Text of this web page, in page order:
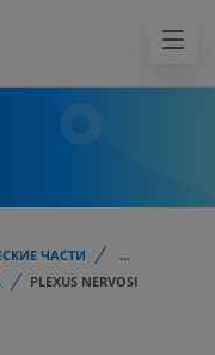
ЧАСТИ
...
PLEXUS NERVOSI